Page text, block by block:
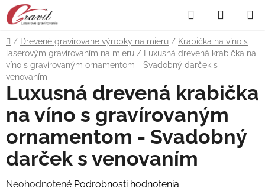
Prejsť
na
obsah
Hľadať
KOŠÍK
Domov
/ Drevené gravírovane výrobky na mieru / Krabička na víno s
laserovým gravírovaním na mieru /
Luxusná drevená krabička na
víno s gravírovaným ornamentom - Svadobný darček s
venovaním
Luxusná drevená krabička
na víno s gravírovaným
ornamentom - Svadobný
darček s venovaním
Priemerné
Neohodnotené Podrobnosti hodnotenia